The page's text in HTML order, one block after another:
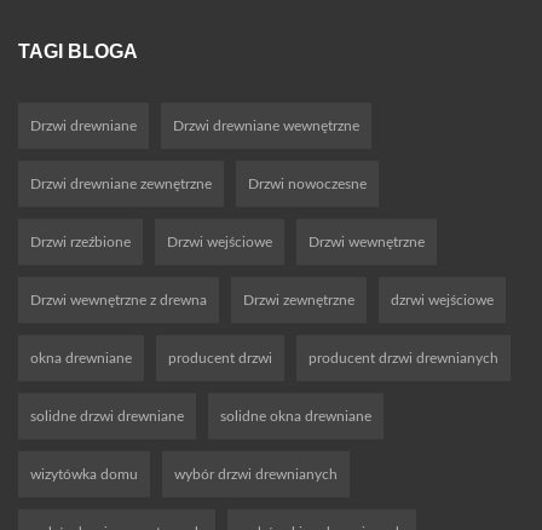
TAGI BLOGA
Drzwi drewniane Drzwi drewniane wewnętrzne
Drzwi drewniane zewnętrzne Drzwi nowoczesne
Drzwi rzeźbione Drzwi wejściowe Drzwi wewnętrzne
Drzwi wewnętrzne z drewna Drzwi zewnętrzne dzrwi wejściowe
okna drewniane producent drzwi producent drzwi drewnianych
solidne drzwi drewniane solidne okna drewniane
wizytówka domu wybór drzwi drewnianych